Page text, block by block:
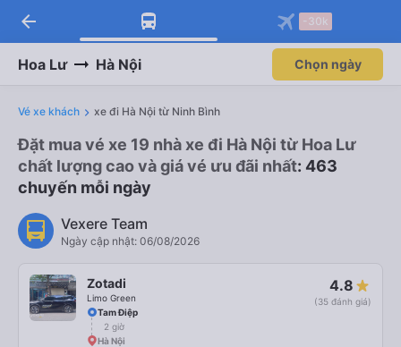
arrow_back -30k
Hoa Lư Hà Nội Chọn ngày
Vé xe khách xe đi Hà Nội từ Ninh Bình
Đặt mua vé xe 19 nhà xe đi Hà Nội từ Hoa Lư
chất lượng cao và giá vé ưu đãi nhất: 463
chuyến mỗi ngày
Vexere Team
Ngày cập nhật: 06/08/2026
Zotadi
Limo Green
4.8
(35 đánh giá)
Tam Điệp
2 giờ
Hà Nội